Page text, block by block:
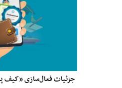
جزئیات فعال‌سازی «کیف